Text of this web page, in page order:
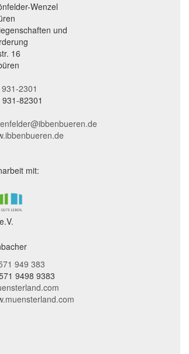
Wenzel
und
16
2301
82301
mit:
949 383
9498 9383